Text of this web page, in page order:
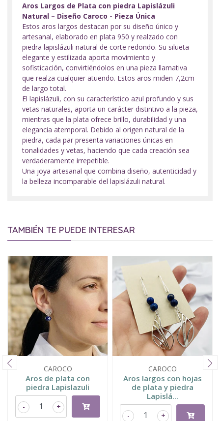
Aros Largos de Plata con piedra Lapislázuli
Natural – Diseño Caroco - Pieza Única
Estos aros largos destacan por su diseño único y
artesanal, elaborado en plata 950 y realzado con
piedra lapislázuli natural de corte redondo. Su silueta
elegante y estilizada aporta movimiento y
sofisticación, convirtiéndolos en una pieza llamativa
que realza cualquier atuendo. Estos aros miden 7,2cm
de largo total.
El lapislázuli, con su característico azul profundo y sus
vetas naturales, aporta un carácter distintivo a la pieza,
mientras que la plata ofrece brillo, durabilidad y una
elegancia atemporal. Debido al origen natural de la
piedra, cada par presenta variaciones únicas en
tonalidades y vetas, haciendo que cada creación sea
verdaderamente irrepetible.
Una joya artesanal que combina diseño, autenticidad y
la belleza incomparable del lapislázuli natural.
TAMBIÉN TE PUEDE INTERESAR
CAROCO
Aros de plata con
piedra Lapislazuli
+
-
CAROCO
Aros largos con hojas
de plata y piedra
Lapislá...
+
-